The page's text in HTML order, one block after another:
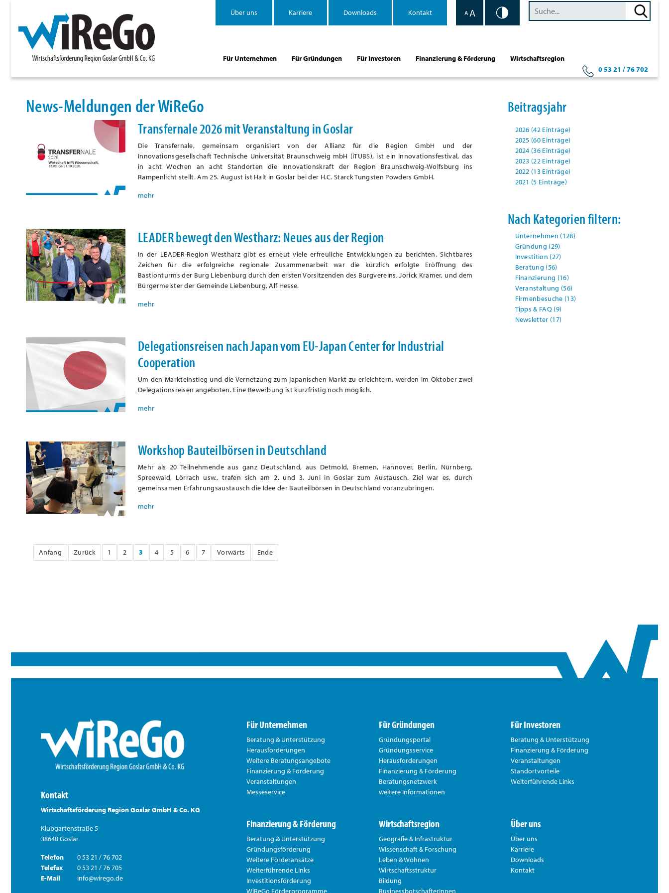
Über uns Karriere Downloads Kontakt A A
Für Unternehmen Für Gründungen Für Investoren Finanzierung & Förderung
Wirtschaftsregion
0 53 21 / 76 702
News-Meldungen der WiReGo
Transfernale 2026 mit Veranstaltung in Goslar
Die Transfernale, gemeinsam organisiert von der Allianz für die Region GmbH und der
Innovationsgesellschaft Technische Universität Braunschweig mbH (iTUBS), ist ein Innovationsfestival, das
in acht Wochen an acht Standorten die Innovationskraft der Region Braunschweig-Wolfsburg ins
Rampenlicht stellt. Am 25. August ist Halt in Goslar bei der H.C. Starck Tungsten Powders GmbH.
LEADER bewegt den Westharz: Neues aus der Region
In der LEADER-Region Westharz gibt es erneut viele erfreuliche Entwicklungen zu berichten. Sichtbares
Zeichen für die erfolgreiche regionale Zusammenarbeit war die kürzlich erfolgte Eröffnung des
Bastionturms der Burg Liebenburg durch den ersten Vorsitzenden des Burgvereins, Jorick Kramer, und dem
Bürgermeister der Gemeinde Liebenburg, Alf Hesse.
Delegationsreisen nach Japan vom EU-Japan Center for Industrial
Cooperation
Um den Markteinstieg und die Vernetzung zum japanischen Markt zu erleichtern, werden im Oktober zwei
Delegationsreisen angeboten. Eine Bewerbung ist kurzfristig noch möglich.
Workshop Bauteilbörsen in Deutschland
Mehr als 20 Teilnehmende aus ganz Deutschland, aus Detmold, Bremen, Hannover, Berlin, Nürnberg,
Spreewald, Lörrach usw., trafen sich am 2. und 3. Juni in Goslar zum Austausch. Ziel war es, durch
gemeinsamen Erfahrungsaustausch die Idee der Bauteilbörsen in Deutschland voranzubringen.
Anfang Zurück 1 2 3 4 5 6 7 Vorwärts Ende
Beitragsjahr
2026 (42 Einträge)
2025 (60 Einträge)
2024 (36 Einträge)
2023 (22 Einträge)
2022 (13 Einträge)
2021 (5 Einträge)
Nach Kategorien filtern:
Unternehmen (128)
Gründung (29)
Investition (27)
Beratung (56)
Finanzierung (16)
Veranstaltung (56)
Firmenbesuche (13)
Tipps & FAQ (9)
Newsletter (17)
Kontakt
Wirtschaftsförderung Region Goslar GmbH & Co. KG
Klubgartenstraße 5
38640 Goslar
Telefon
0 53 21 / 76 702
Telefax
0 53 21 / 76 705
E-Mail
info@wirego.de
Für Unternehmen
Beratung & Unterstützung
Herausforderungen
Weitere Beratungsangebote
Finanzierung & Förderung
Veranstaltungen
Messeservice
Für Gründungen
Gründungsportal
Gründungsservice
Herausforderungen
Finanzierung & Förderung
Beratungsnetzwerk
weitere Informationen
Für Investoren
Beratung & Unterstützung
Finanzierung & Förderung
Veranstaltungen
Standortvorteile
Weiterführende Links
Finanzierung & Förderung
Beratung & Unterstützung
Gründungsförderung
Weitere Förderansätze
Weiterführende Links
Investitionsförderung
WiReGo Förderprogramme
Wirtschaftsregion
Geografie & Infrastruktur
Wissenschaft & Forschung
Leben & Wohnen
Wirtschaftsstruktur
Bildung
BusinessbotschafterInnen
Über uns
Über uns
Karriere
Downloads
Kontakt